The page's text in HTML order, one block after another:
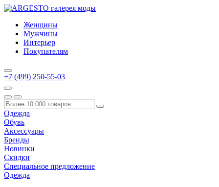
Женщины
Мужчины
Интерьер
Покупателям
+7 (499) 250-55-03
Одежда
Обувь
Аксессуары
Бренды
Новинки
Скидки
Специальное предложение
Одежда